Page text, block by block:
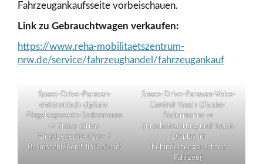
Fahrzeugankaufsseite vorbeischauen.
Link zu Gebrauchtwagen verkaufen:
https://www.reha-mobilitaetszentrum-
nrw.de/service/fahrzeughandel/fahrzeugankauf
Space-Drive-Paravan-
elektronisch-digitale-
Eingabegeraete-Sodermanns
→ Space-Drive-
Eingabegeräte (Gas- /
Bremsschieber, Minilenkrad)
Space-Drive-Paravan-Voice-
Control-Touch-Display-
Sodermanns →
Sprachsteuerung und Touch-
Display im
behindertengerechten
Fahrzeug